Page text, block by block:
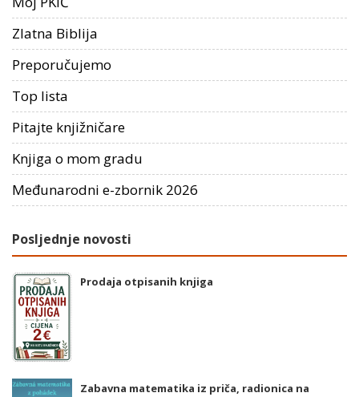
Zlatna Biblija
Preporučujemo
Top lista
Pitajte knjižničare
Knjiga o mom gradu
Međunarodni e-zbornik 2026
Posljednje novosti
Prodaja otpisanih knjiga
Zabavna matematika iz priča, radionica na